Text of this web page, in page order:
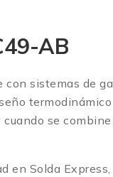
AB
con sistemas de
termodinámico
se combine
en Solda Express,